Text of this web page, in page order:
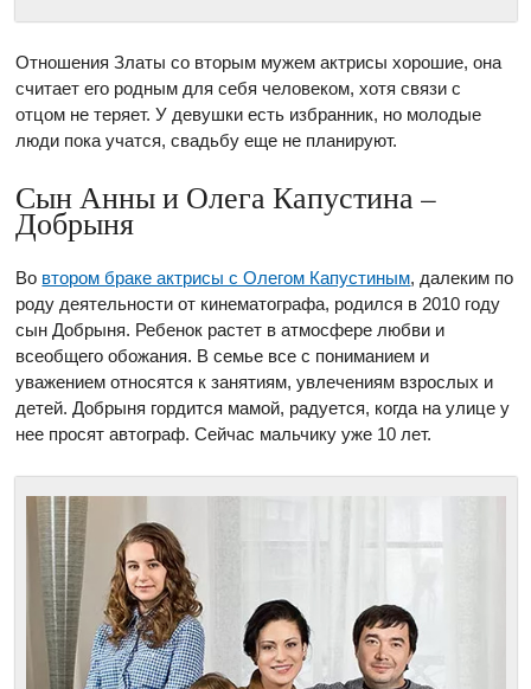
Отношения Златы со вторым мужем актрисы хорошие, она
считает его родным для себя человеком, хотя связи с
отцом не теряет. У девушки есть избранник, но молодые
люди пока учатся, свадьбу еще не планируют.
Сын Анны и Олега Капустина –
Добрыня
Во втором браке актрисы с Олегом Капустиным, далеким по
роду деятельности от кинематографа, родился в 2010 году
сын Добрыня. Ребенок растет в атмосфере любви и
всеобщего обожания. В семье все с пониманием и
уважением относятся к занятиям, увлечениям взрослых и
детей. Добрыня гордится мамой, радуется, когда на улице у
нее просят автограф. Сейчас мальчику уже 10 лет.